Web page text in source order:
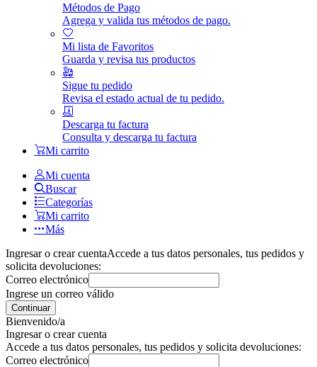
Métodos de Pago
Agrega y valida tus métodos de pago.
Mi lista de Favoritos
Guarda y revisa tus productos
Sigue tu pedido
Revisa el estado actual de tu pedido.
Descarga tu factura
Consulta y descarga tu factura
Mi carrito
Mi cuenta
Buscar
Categorías
Mi carrito
Más
Ingresar o crear cuentaAccede a tus datos personales, tus pedidos y
solicita devoluciones:
Correo electrónico
Ingrese un correo válido
Continuar
Bienvenido/a
Ingresar o crear cuenta
Accede a tus datos personales, tus pedidos y solicita devoluciones:
Correo electrónico